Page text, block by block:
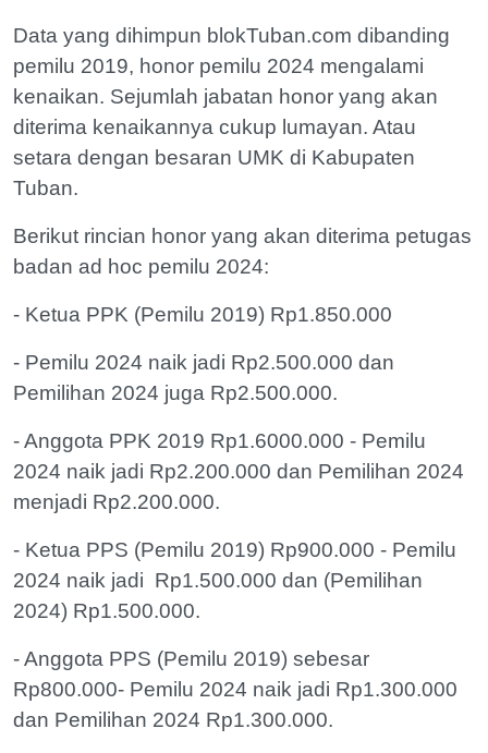
Data yang dihimpun blokTuban.com dibanding
pemilu 2019, honor pemilu 2024 mengalami
kenaikan. Sejumlah jabatan honor yang akan
diterima kenaikannya cukup lumayan. Atau
setara dengan besaran UMK di Kabupaten
Tuban.
Berikut rincian honor yang akan diterima petugas
badan ad hoc pemilu 2024:
- Ketua PPK (Pemilu 2019) Rp1.850.000
- Pemilu 2024 naik jadi Rp2.500.000 dan
Pemilihan 2024 juga Rp2.500.000.
- Anggota PPK 2019 Rp1.6000.000 - Pemilu
2024 naik jadi Rp2.200.000 dan Pemilihan 2024
menjadi Rp2.200.000.
- Ketua PPS (Pemilu 2019) Rp900.000 - Pemilu
2024 naik jadi Rp1.500.000 dan (Pemilihan
2024) Rp1.500.000.
- Anggota PPS (Pemilu 2019) sebesar
Rp800.000- Pemilu 2024 naik jadi Rp1.300.000
dan Pemilihan 2024 Rp1.300.000.